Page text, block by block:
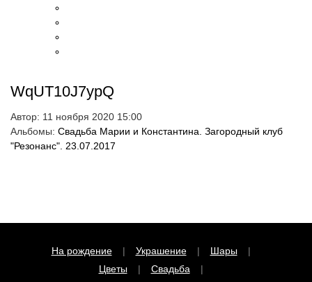
Автор:11 ноября 2020 15:00
Альбомы:
Свадьба Марии и Константина. Загородный клуб
"Резонанс". 23.07.2017
На рождение Украшение
Шары
Украшение входной группы
Фотозоны
Фигуры из шаров
Фольгированные шары
введите телефон в поле ниже и нажмите
До окончания акции
осталось: 06 : 51 : 44
Согласен на обработку персональных данных